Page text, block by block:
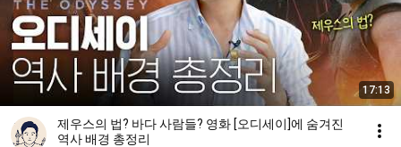
17:13
제우스의 법? 바다 사람들? 영화 [오디세이]에 숨겨진
역사 배경 총정리